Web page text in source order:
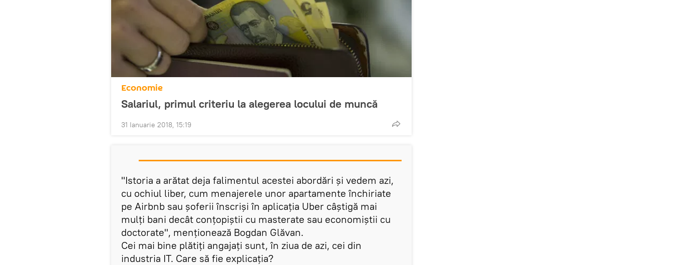
Economie
Salariul, primul criteriu la alegerea locului de muncă
31 Ianuarie 2018, 15:19
"Istoria a arătat deja falimentul acestei abordări și vedem azi,
cu ochiul liber, cum menajerele unor apartamente închiriate
pe Airbnb sau șoferii înscriși în aplicația Uber câștigă mai
mulți bani decât conțopiștii cu masterate sau economiștii cu
doctorate", menționează Bogdan Glăvan.
Cei mai bine plătiți angajați sunt, în ziua de azi, cei din
industria IT. Care să fie explicația?